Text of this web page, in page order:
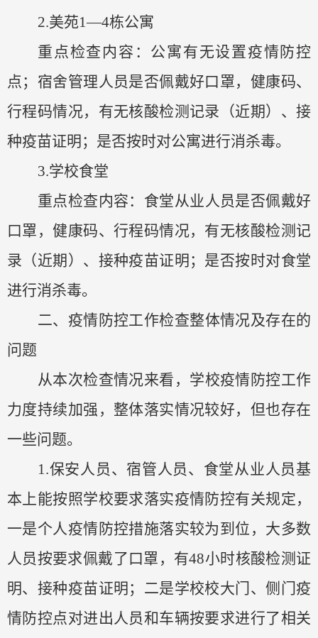
2.美苑1—4栋公寓
重点检查内容：公寓有无设置疫情防控
点；宿舍管理人员是否佩戴好口罩，健康码、
行程码情况，有无核酸检测记录（近期）、接
种疫苗证明；是否按时对公寓进行消杀毒。
3.学校食堂
重点检查内容：食堂从业人员是否佩戴好
口罩，健康码、行程码情况，有无核酸检测记
录（近期）、接种疫苗证明；是否按时对食堂
进行消杀毒。
二、疫情防控工作检查整体情况及存在的
问题
从本次检查情况来看，学校疫情防控工作
力度持续加强，整体落实情况较好，但也存在
一些问题。
1.保安人员、宿管人员、食堂从业人员基
本上能按照学校要求落实疫情防控有关规定，
一是个人疫情防控措施落实较为到位，大多数
人员按要求佩戴了口罩，有48小时核酸检测证
明、接种疫苗证明；二是学校校大门、侧门疫
情防控点对进出人员和车辆按要求进行了相关